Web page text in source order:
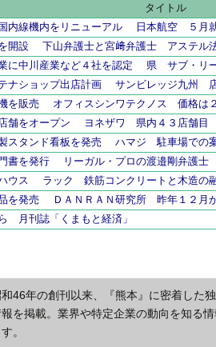
タイトル
内線機内をリニューアル 日本航空 ５月
開設 下山弁護士と宮﨑弁護士 アステル
に中川産業など４社を認定 県 サブ・リ
ナショップ出店計画 サンビレッジ九州
を販売 オフィスシンワテクノス 価格は
舗をオープン ヨネザワ 県内４３店舗目
スタンド看板を発売 ハマジ 駐車場での
書を発行 リーガル・プロの渡邉剛弁護
ウス ラック 鉄筋コンクリートと木造の
を発売 ＤＡＮＲＡＮ研究所 昨年１２月
月刊誌「くまもと経済」
和46年の創刊以来、『熊本』に密着し
を掲載。業界や特定企業の動向を知る
。